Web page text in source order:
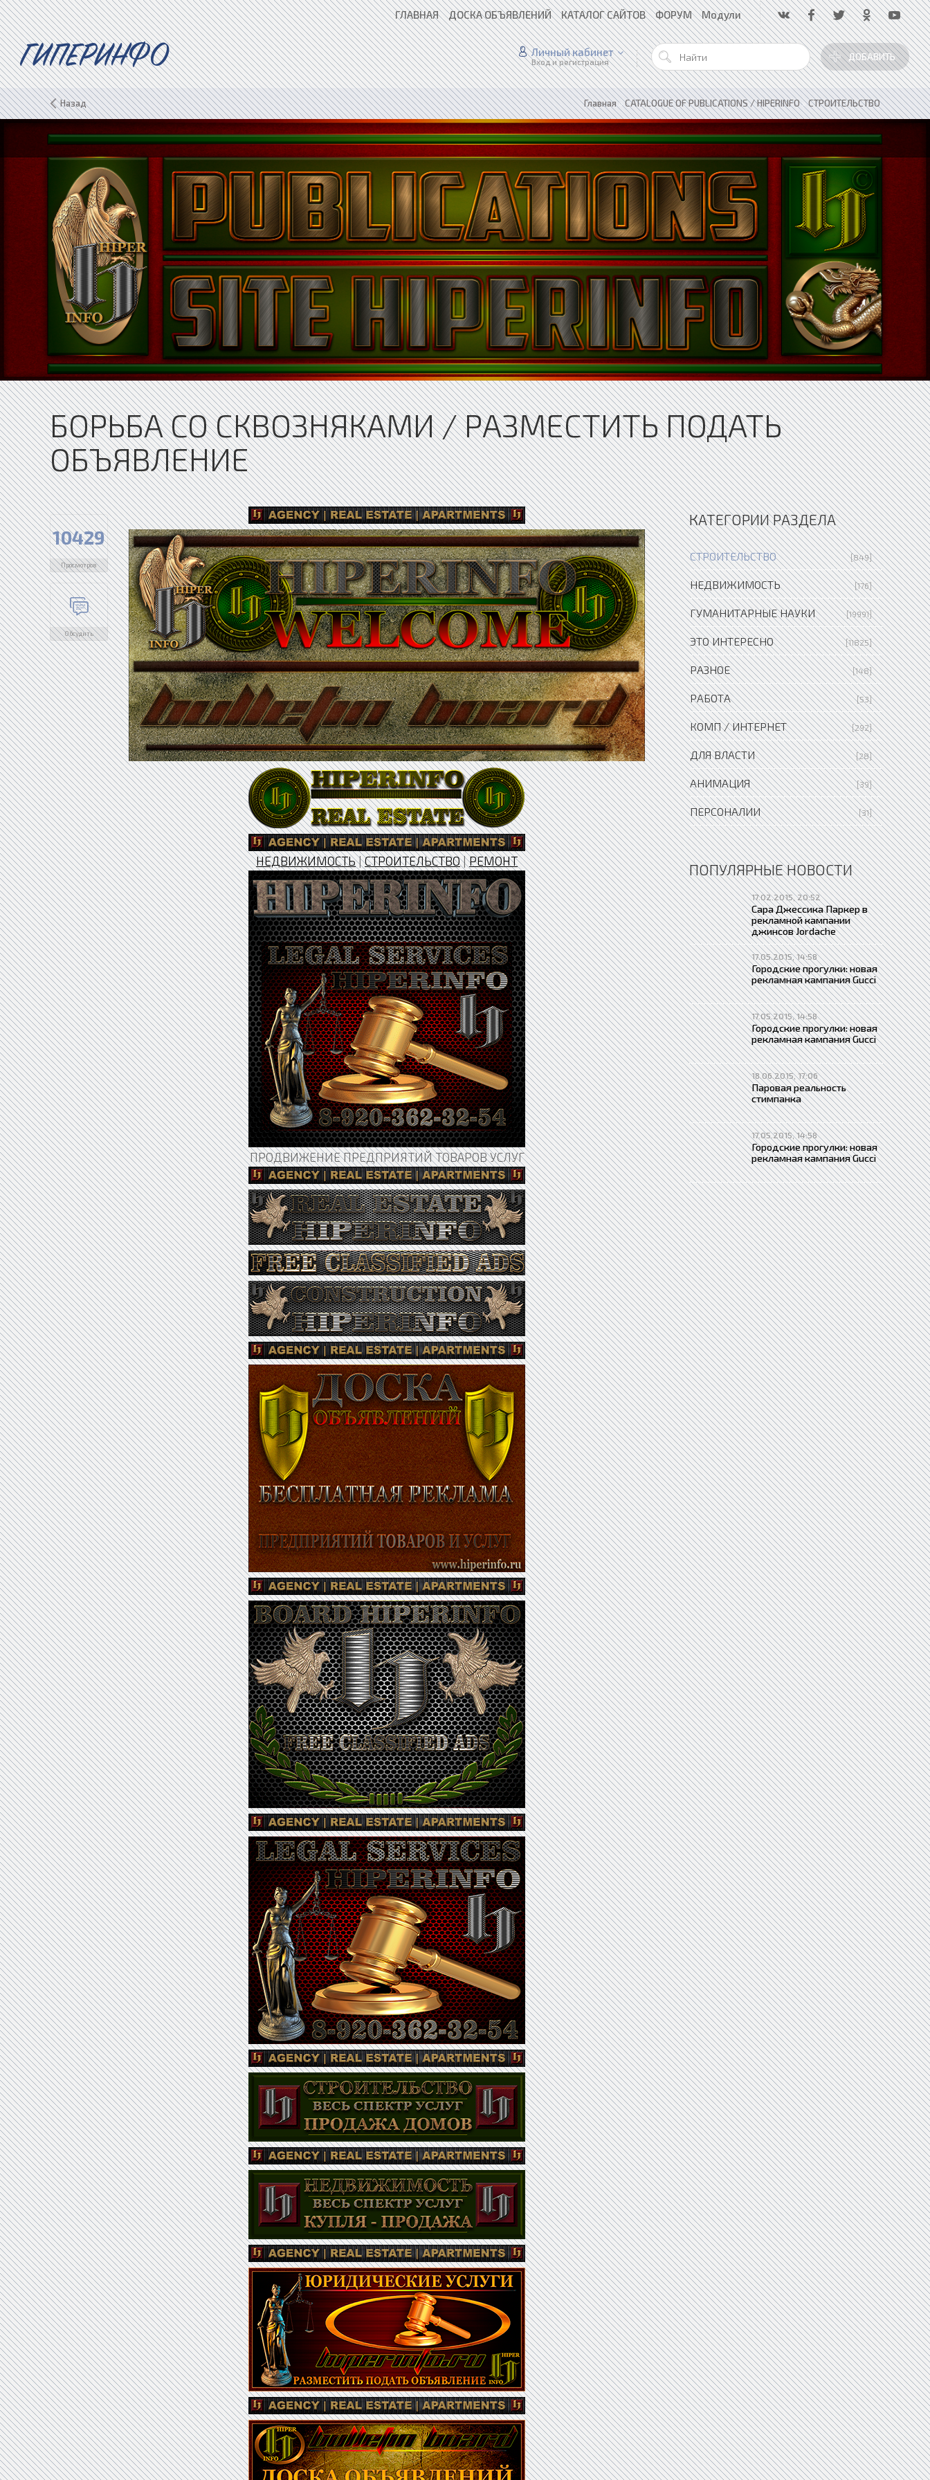
ГЛАВНАЯ ДОСКА ОБЪЯВЛЕНИЙ КАТАЛОГ САЙТОВ ФОРУМ Модули
ГИПЕРИНФО ДОБАВИТЬ
Личный кабинет
Вход и регистрация
Назад Главная»CATALOGUE OF PUBLICATIONS / HIPERINFO»СТРОИТЕЛЬСТВО
БОРЬБА СО СКВОЗНЯКАМИ / РАЗМЕСТИТЬ ПОДАТЬ
ОБЪЯВЛЕНИЕ
10429
Просмотров
Обсудить
НЕДВИЖИМОСТЬ|СТРОИТЕЛЬСТВО|РЕМОНТ
ПРОДВИЖЕНИЕ ПРЕДПРИЯТИЙ ТОВАРОВ УСЛУГ
КАТЕГОРИИ РАЗДЕЛА
СТРОИТЕЛЬСТВО [849]
НЕДВИЖИМОСТЬ [176]
ГУМАНИТАРНЫЕ НАУКИ [19991]
ЭТО ИНТЕРЕСНО [11825]
РАЗНОЕ [148]
РАБОТА [53]
КОМП / ИНТЕРНЕТ [292]
ДЛЯ ВЛАСТИ [28]
АНИМАЦИЯ [39]
ПЕРСОНАЛИИ [31]
ПОПУЛЯРНЫЕ НОВОСТИ
17.02.2015, 20:52
Сара Джессика Паркер в
рекламной кампании
джинсов Jordache
17.05.2015, 14:58
Городские прогулки: новая
рекламная кампания Gucci
17.05.2015, 14:58
Городские прогулки: новая
рекламная кампания Gucci
18.06.2015, 17:06
Паровая реальность
стимпанка
17.05.2015, 14:58
Городские прогулки: новая
рекламная кампания Gucci